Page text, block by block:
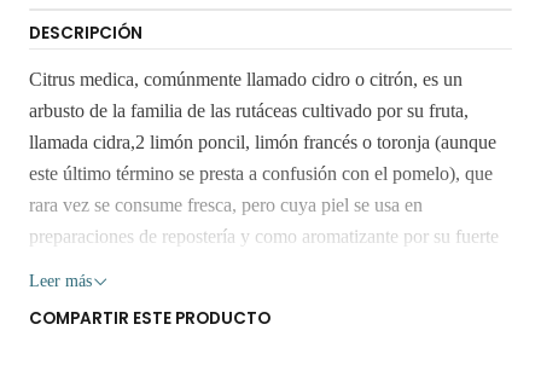
DESCRIPCIÓN
Citrus medica, comúnmente llamado cidro o citrón, es un
arbusto de la familia de las rutáceas cultivado por su fruta,
llamada cidra,2 limón poncil, limón francés o toronja (aunque
este último término se presta a confusión con el pomelo), que
rara vez se consume fresca, pero cuya piel se usa en
preparaciones de repostería y como aromatizante por su fuerte
diámetro, variando mucho entre ejemplares y aún en el mismo
Leer más
COMPARTIR ESTE PRODUCTO